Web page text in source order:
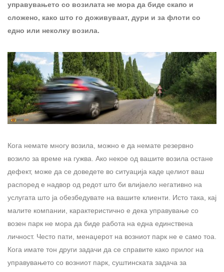
управувањето со возилата не мора да биде скапо и
сложено, како што го доживуваат, дури и за флоти со
едно или неколку возила.
Кога немате многу возила, можно е да немате резервно
возило за време на гужва. Ако некое од вашите возила остане
дефект, може да се доведете во ситуација каде целиот ваш
распоред е надвор од редот што би влијаело негативно на
услугата што ја обезбедувате на вашите клиенти. Исто така, кај
малите компании, карактеристично е дека управување со
возен парк не мора да биде работа на една единствена
личност. Често пати, менаџерот на возниот парк не е само тоа.
Кога имате тон други задачи да се справите како прилог на
управувањето со возниот парк, суштинската задача за